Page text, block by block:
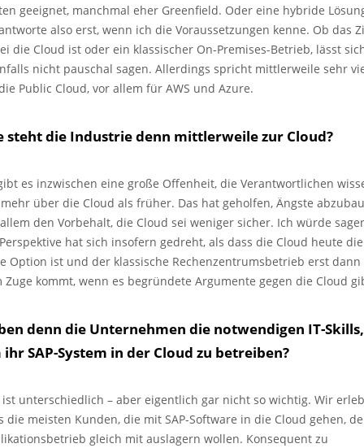
geeignet, manchmal eher Greenfield. Oder eine hybride
also erst, wenn ich die Voraussetzungen kenne. Ob das
die Cloud ist oder ein klas­sischer On-Premises-Betrieb, lässt
nicht pauschal sagen. Allerdings spricht mittlerweile sehr
Public Cloud, vor allem für AWS und Azure.
steht die Industrie denn mittlerweile zur Cloud?
es inzwischen eine große Offenheit, die Verantwortlichen
über die Cloud als früher. Das hat geholfen, Ängste
den Vorbehalt, die Cloud sei weniger sicher. Ich würde
hat sich insofern gedreht, als dass die Cloud heute die
Option ist und der klassische Rechenzentrumsbetrieb erst dann
Zuge kommt, wenn es begründete Argumente gegen die Cloud
denn die Unternehmen die notwendigen IT-Skills,
ihr SAP-System in der Cloud zu betreiben?
ist unterschiedlich – aber eigentlich gar nicht so wichtig. Wir
die meisten Kunden, die mit SAP-Software in die Cloud gehen,
gleich mit auslagern wollen. Konsequent zu